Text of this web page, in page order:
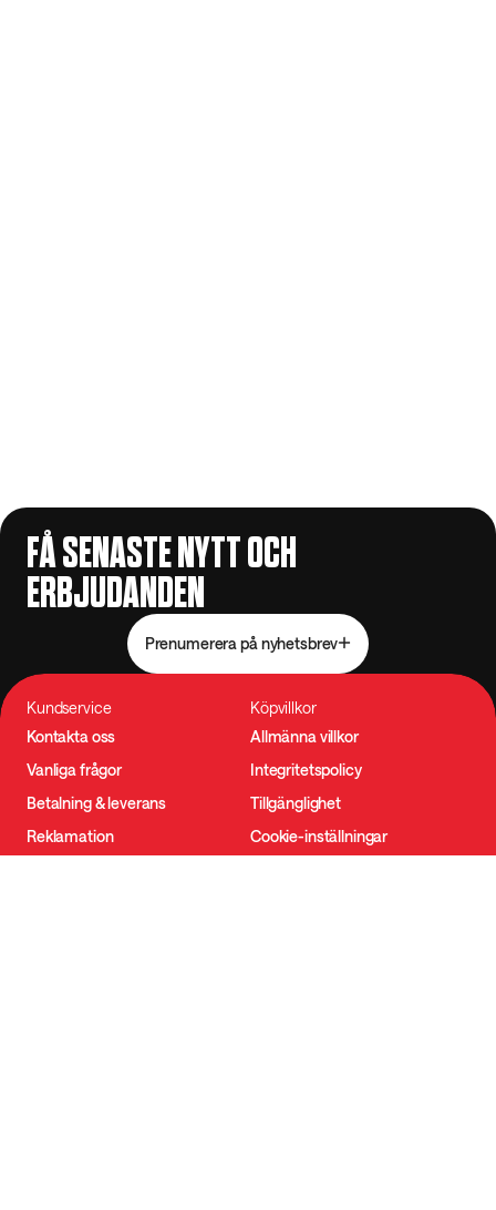
FÅ SENASTE NYTT OCH
ERBJUDANDEN
Prenumerera på nyhetsbrev
Kundservice
Kontakta oss
Vanliga frågor
Betalning & leverans
Reklamation
Köpvillkor
Allmänna villkor
Integritetspolicy
Tillgänglighet
Cookie-inställningar